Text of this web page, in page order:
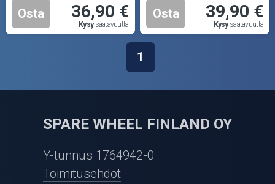
Osta 36,90 €
Kysysaatavuutta
Osta 39,90 €
Kysysaatavuutta
1
SPARE WHEEL FINLAND OY
Y-tunnus 1764942-0
Toimitusehdot